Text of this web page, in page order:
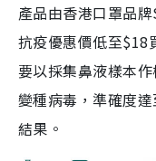
產品由香港口罩品
抗疫優惠價低至$18
要以採集鼻液樣本
變種病毒，準確度
結果。